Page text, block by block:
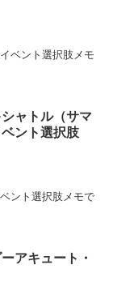
ベント選択肢メモ
シャトル（サマ
ント選択肢
ント選択肢メモで
アキュート・